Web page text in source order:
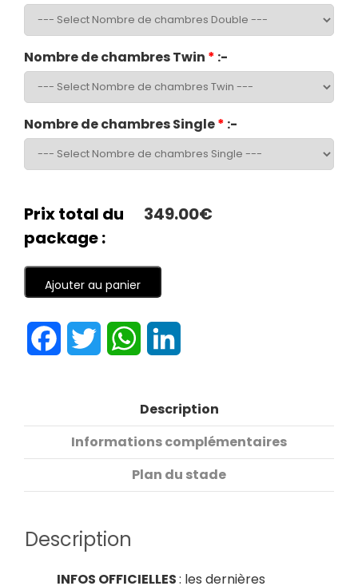
Nombre de chambres Twin * :-
Nombre de chambres Single* :-
Prix total du
package :
349.00€
Ajouter au panier
FacebookTwitter WhatsApp
Description
Informations complémentaires
Plan du stade
Description
INFOS OFFICIELLES: les dernières